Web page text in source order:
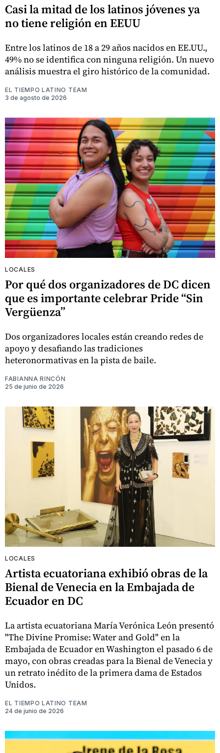
Casi la mitad de los latinos jóvenes ya
no tiene religión en EEUU
Entre los latinos de 18 a 29 años nacidos en EE.UU.,
49% no se identifica con ninguna religión. Un nuevo
análisis muestra el giro histórico de la comunidad.
EL TIEMPO LATINO TEAM
3 de agosto de 2026
LOCALES
Por qué dos organizadores de DC dicen
que es importante celebrar Pride “Sin
Vergüenza”
Dos organizadores locales están creando redes de
apoyo y desafiando las tradiciones
heteronormativas en la pista de baile.
FABIANNA RINCÓN
25 de junio de 2026
LOCALES
Artista ecuatoriana exhibió obras de la
Bienal de Venecia en la Embajada de
Ecuador en DC
La artista ecuatoriana María Verónica León presentó
"The Divine Promise: Water and Gold" en la
Embajada de Ecuador en Washington el pasado 6 de
mayo, con obras creadas para la Bienal de Venecia y
un retrato inédito de la primera dama de Estados
Unidos.
EL TIEMPO LATINO TEAM
24 de junio de 2026